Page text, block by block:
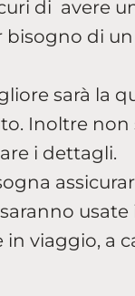
di avere
di
sarà la
Inoltre
i dettagli.
viaggio, a